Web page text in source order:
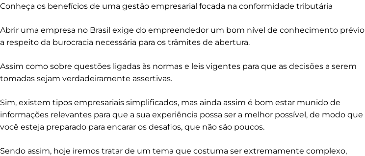
Conheça os benefícios de uma gestão empresarial focada na conformidade tributária
Abrir uma empresa no Brasil exige do empreendedor um bom nível de conhecimento prévio
a respeito da burocracia necessária para os trâmites de abertura.
Assim como sobre questões ligadas às normas e leis vigentes para que as decisões a serem
tomadas sejam verdadeiramente assertivas.
Sim, existem tipos empresariais simplificados, mas ainda assim é bom estar munido de
informações relevantes para que a sua experiência possa ser a melhor possível, de modo que
você esteja preparado para encarar os desafios, que não são poucos.
Sendo assim, hoje iremos tratar de um tema que costuma ser extremamente complexo,